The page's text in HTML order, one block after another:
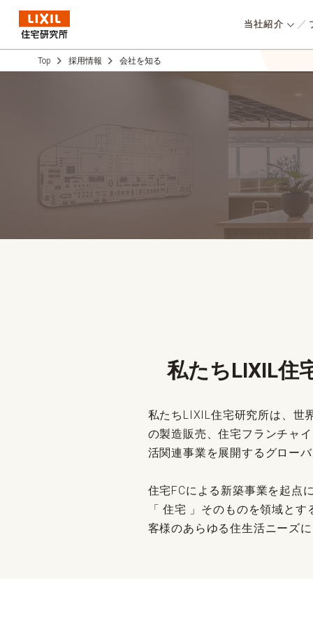
当社紹介
COMPANY
目指し、誰よりも子育て家族
のことを考えて開発した住ま
す。
オリジナルの高性
用いた高気密・高
ギーかつ地震に強
実現。『⾼品質で
⾼い“永く住み継が
い”』を提供してい
選ばれる理
事業ス
採
数字で見
環境方針
消費者志向自
Top 採用情報 会社を知る
私たちLIXIL住
私たちLIXIL住宅研究所は、世
の製造販売、住宅フランチャ
活関連事業を展開するグロー
住宅FCによる新築事業を起点
「 住宅 」そのものを領域と
客様のあらゆる住生活ニーズ